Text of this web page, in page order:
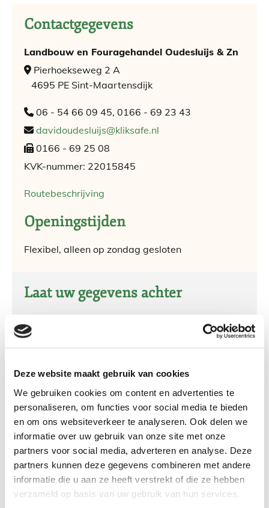
Deze website maakt gebruik van cookies
We gebruiken cookies om content en advertenties te
personaliseren, om functies voor social media te bieden
en om ons websiteverkeer te analyseren. Ook delen we
informatie over uw gebruik van onze site met onze
partners voor social media, adverteren en analyse. Deze
partners kunnen deze gegevens combineren met andere
informatie die u aan ze heeft verstrekt of die ze hebben
verzameld op basis van uw gebruik van hun services.
Contactgegevens
Landbouw en Fouragehandel Oudesluijs & Zn
 Pierhoekseweg 2 A
4695 PE Sint-Maartensdijk
 06 - 54 66 09 45, 0166 - 69 23 43
 davidoudesluijs@kliksafe.nl
 0166 - 69 25 08
KVK-nummer: 22015845
Routebeschrijving
Openingstijden
Flexibel, alleen op zondag gesloten
Laat uw gegevens achter
Naam*
Telefoon*
Bericht*